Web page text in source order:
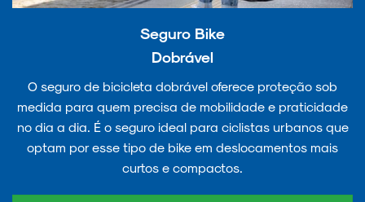
Seguro Bike
Dobrável
O seguro de bicicleta dobrável oferece proteção sob
medida para quem precisa de mobilidade e praticidade
no dia a dia. É o seguro ideal para ciclistas urbanos que
optam por esse tipo de bike em deslocamentos mais
curtos e compactos.